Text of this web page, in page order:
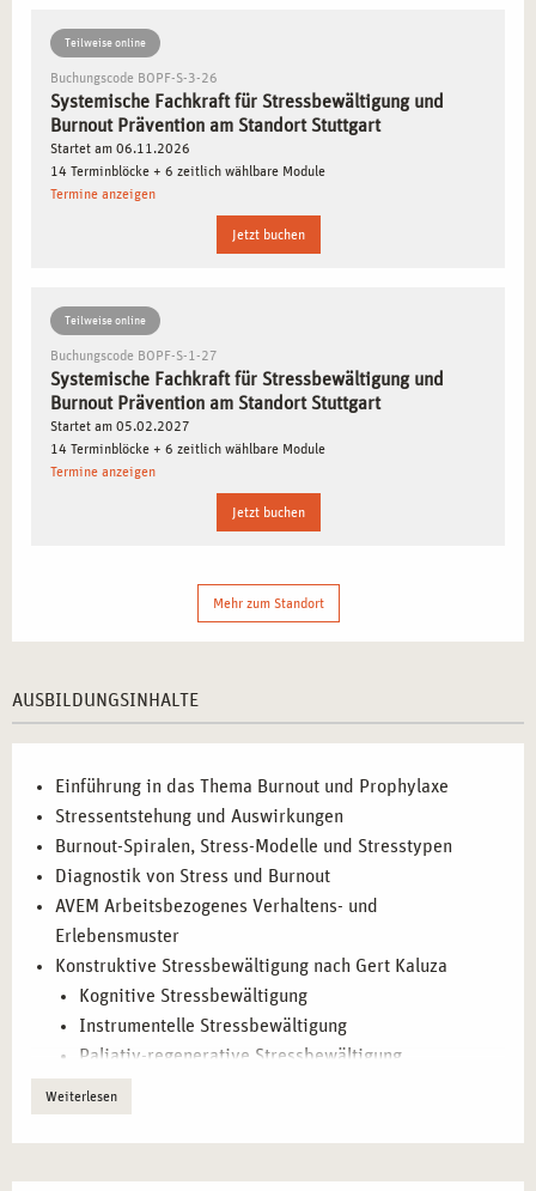
Methoden effektiv in der Beratung einsetzen.
Diagnostik und Analyse:
fundierten Beurteilung von Stresssymptomen.
Praktische Stressbewältigung:
Methoden wie kognitive und instrumentelle
Stressbewältigung.
Resilienz und Wertearbeit:Entwickeln Sie Strategien,
ZIELGRUPPEN FÜR DIE AUSBILDUNG IN
STUTTGART
Die Ausbildung richtet sich an Personen, die im
Perspektive suchen. Insbesondere profitieren:
Fachkräfte im Coaching und in der Beratung:
Ansätze in ihre Arbeit integrieren wollen.
Seminarleiter und Trainer:
Stressmanagement spezialisieren möchten.
Bereich Gesundheitsförderung starten möchten.
BERUFLICHE PERSPEKTIVEN IN
STUTTGART</H2
NACH ABSCHLUSS DER AUSBILDUNG STEHEN
IHNEN ZAHLREICHE BERUFLICHE OPTIONEN
OFFEN. NUTZEN SIE IHRE NEUEN
KOMPETENZEN, UM IN VERSCHIEDENEN
BEREICHEN ERFOLGREICH ZU SEIN:
Betriebliche Gesundheitsförderung:
Training in Unternehmen zur Stressbewältigung.
Teilweise online
Buchungscode BOPF-S-3-26
Systemische Fachkraft für Stressbewältigung und
Burnout Prävention am Standort Stuttgart
Startet am 06.11.2026
14 Terminblöcke + 6 zeitlich wählbare Module
Termine anzeigen
Jetzt buchen
Teilweise online
Buchungscode BOPF-S-1-27
Systemische Fachkraft für Stressbewältigung und
Burnout Prävention am Standort Stuttgart
Startet am 05.02.2027
14 Terminblöcke + 6 zeitlich wählbare Module
Termine anzeigen
Jetzt buchen
Mehr zum Standort
AUSBILDUNGSINHALTE
Einführung in das Thema Burnout und Prophylaxe
Stressentstehung und Auswirkungen
Burnout-Spiralen, Stress-Modelle und Stresstypen
Diagnostik von Stress und Burnout
AVEM Arbeitsbezogenes Verhaltens- und
Erlebensmuster
Konstruktive Stressbewältigung nach Gert Kaluza
Kognitive Stressbewältigung
Instrumentelle Stressbewältigung
Paliativ-regenerative Stressbewältigung
Genusstraining
Krisenprophylaxe
Weiterlesen